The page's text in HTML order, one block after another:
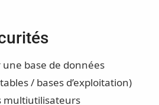
base de données
/ bases d’exploitation)
multiutilisateurs